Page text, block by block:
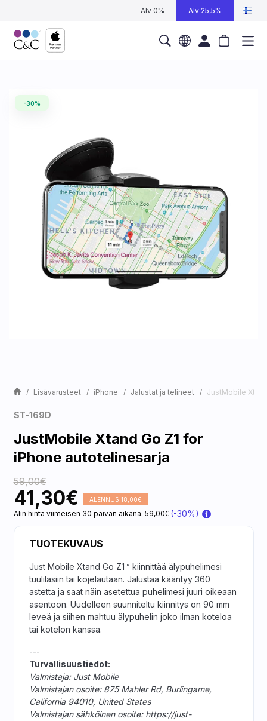
Alv 0% Alv 25,5%
-30%
Lisävarusteet iPhone Jalustat ja telineet JustMobile
ST-169D
JustMobile Xtand Go Z1 for
iPhone autotelinesarja
59,00€
41,30€ ALENNUS 18,00€
Alin hinta viimeisen 30 päivän aikana. 59,00€ (-30%)
TUOTEKUVAUS
Just Mobile Xtand Go Z1™ kiinnittää älypuhelimesi
tuulilasiin tai kojelautaan. Jalustaa kääntyy 360
astetta ja saat näin asetettua puhelimesi juuri oikeaan
asentoon. Uudelleen suunniteltu kiinnitys on 90 mm
leveä ja siihen mahtuu älypuhelin joko ilman koteloa
tai kotelon kanssa.
---
Turvallisuustiedot:
Valmistaja: Just Mobile
Valmistajan osoite: 875 Mahler Rd, Burlingame,
California 94010, United States
Valmistajan sähköinen osoite: https://just-